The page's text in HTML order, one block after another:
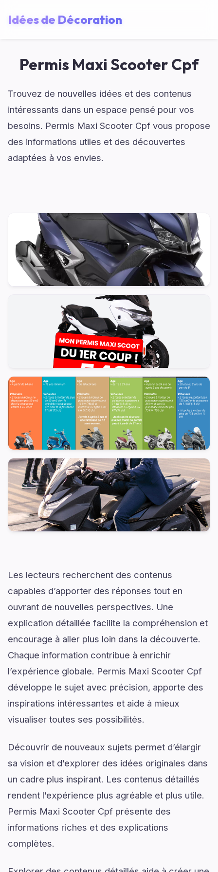
Idées de Décoration
Permis Maxi Scooter Cpf
Trouvez de nouvelles idées et des contenus
intéressants dans un espace pensé pour vos
besoins. Permis Maxi Scooter Cpf vous propose
des informations utiles et des découvertes
adaptées à vos envies.
Les lecteurs recherchent des contenus
capables d’apporter des réponses tout en
ouvrant de nouvelles perspectives. Une
explication détaillée facilite la compréhension et
encourage à aller plus loin dans la découverte.
Chaque information contribue à enrichir
l’expérience globale. Permis Maxi Scooter Cpf
développe le sujet avec précision, apporte des
inspirations intéressantes et aide à mieux
visualiser toutes ses possibilités.
Découvrir de nouveaux sujets permet d’élargir
sa vision et d’explorer des idées originales dans
un cadre plus inspirant. Les contenus détaillés
rendent l’expérience plus agréable et plus utile.
Permis Maxi Scooter Cpf présente des
informations riches et des explications
complètes.